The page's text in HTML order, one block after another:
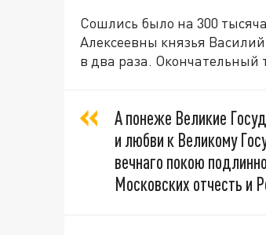
Сошлись было на 300
Алексеевны князья
в два раза. Окончательный
А понеже Великие
и любви к Великому
вечнаго покою
Московских отчесть и